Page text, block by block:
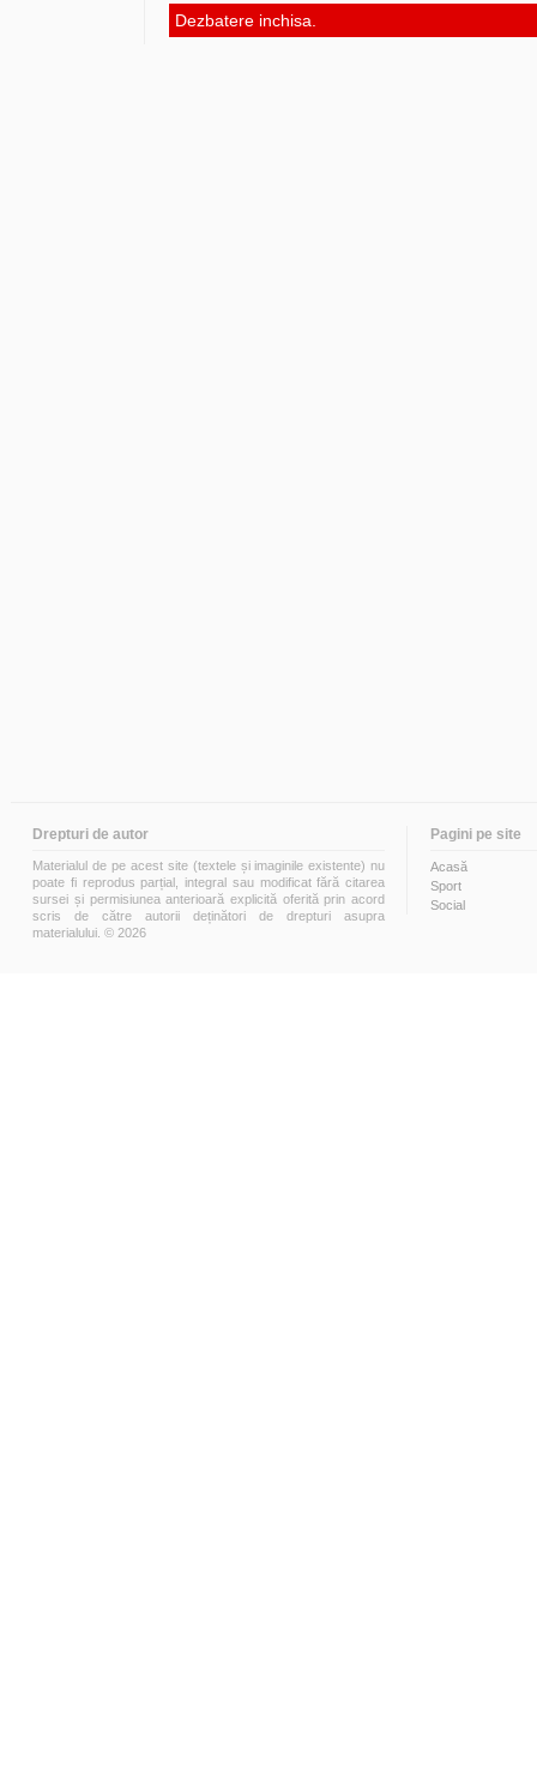
Dezbatere inchisa.
Drepturi de autor
Materialul de pe acest site (textele și imaginile existente) nu
poate fi reprodus parțial, integral sau modificat fără citarea
sursei și permisiunea anterioară explicită oferită prin acord
scris de către autorii deținători de drepturi asupra
materialului. © 2026
Pagini pe site
Acasă
Sport
Social